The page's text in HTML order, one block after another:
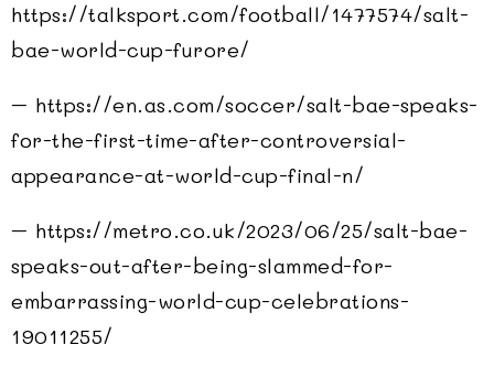
https://talksport.com/football/1477574/salt-
bae-world-cup-furore/
– https://en.as.com/soccer/salt-bae-speaks-
for-the-first-time-after-controversial-
appearance-at-world-cup-final-n/
– https://metro.co.uk/2023/06/25/salt-bae-
speaks-out-after-being-slammed-for-
embarrassing-world-cup-celebrations-
19011255/